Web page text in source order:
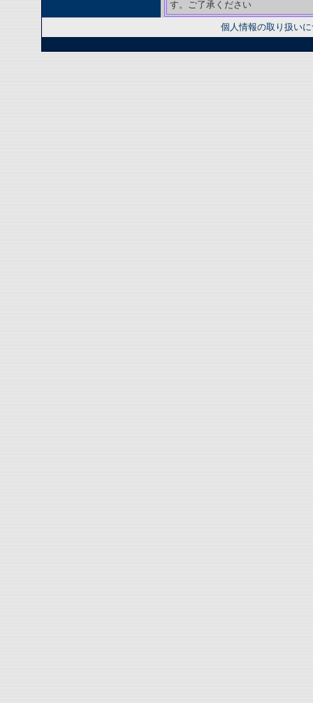
す。ご了承ください
個人情報の取り扱い